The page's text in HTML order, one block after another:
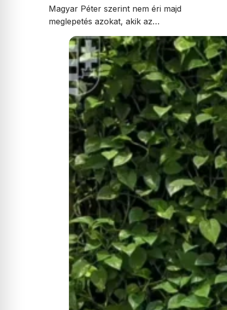
Magyar Péter szerint nem éri majd
meglepetés azokat, akik az…